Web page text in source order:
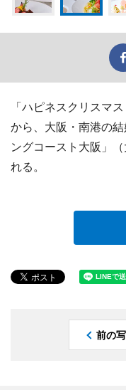
「ハピネスクリスマ
から、大阪・南港の
ングコースト大阪」
れる。
前の